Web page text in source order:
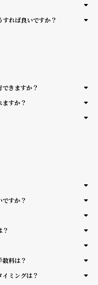
れば良いですか？
きますか？
すか？
すか？
？
料は？
ミングは？